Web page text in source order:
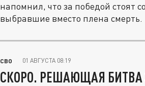
напомнил, что за победой стоят
выбравшие вместо плена смерть.
СВО 01 АВГУСТА 08:19
СКОРО. РЕШАЮЩАЯ БИТВА